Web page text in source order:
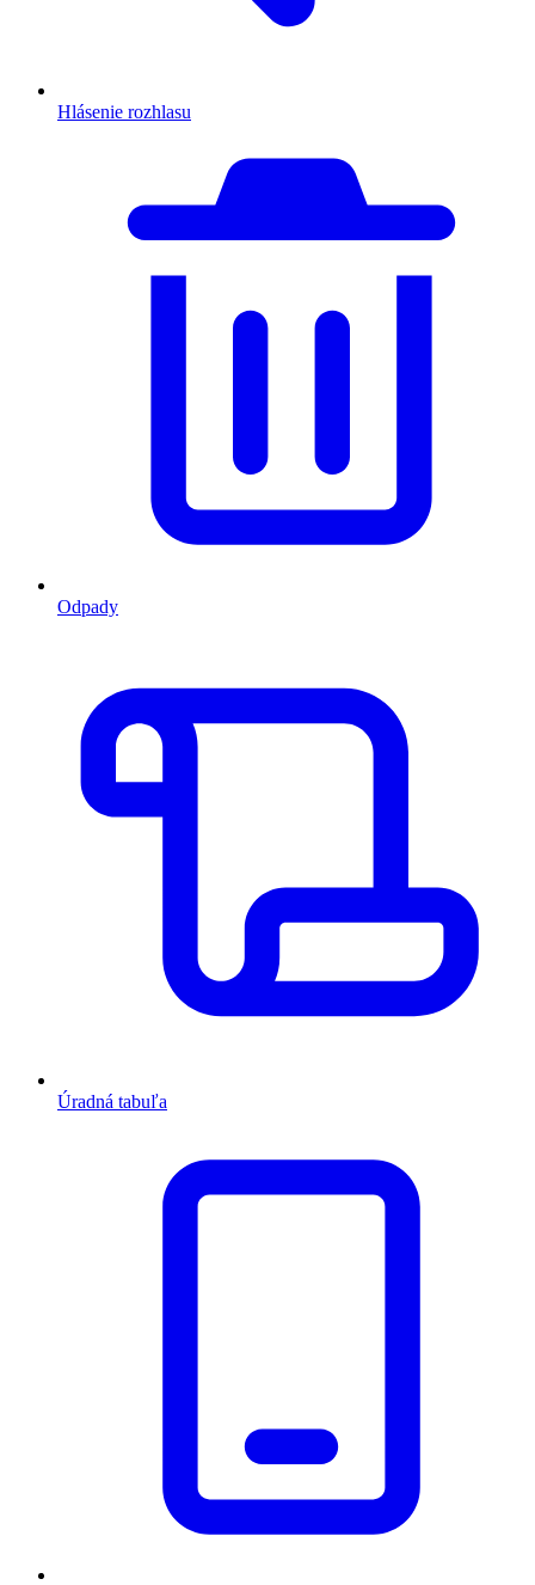
Hlásenie rozhlasu
Odpady
Úradná tabuľa